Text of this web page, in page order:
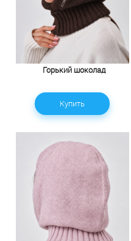
Горький шоколад
Купить